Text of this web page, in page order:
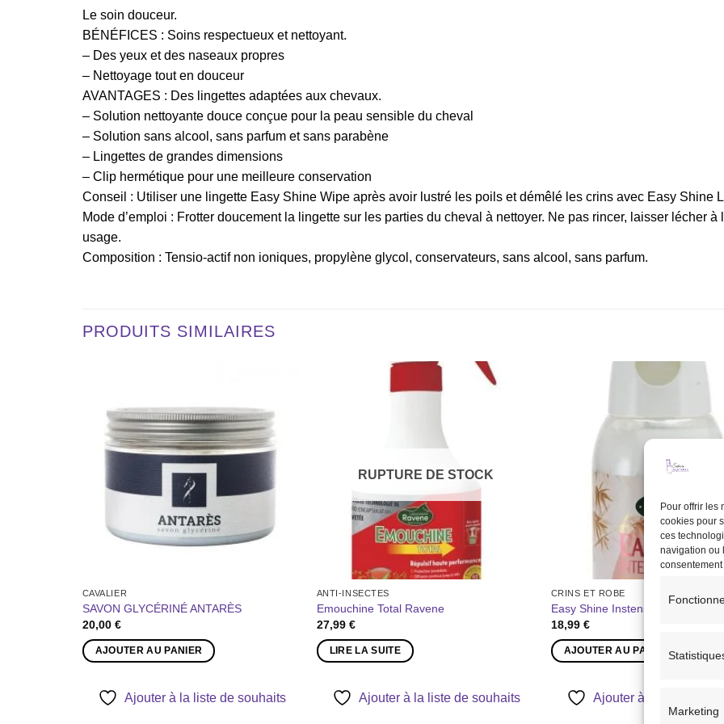
Pour offrir les
cookies pour
ces
navigation ou
Marketing
Le soin douceur.
BÉNÉFICES : Soins respectueux et nettoyant.
– Des yeux et des naseaux propres
– Nettoyage tout en douceur
AVANTAGES : Des lingettes adaptées aux chevaux.
– Solution nettoyante douce conçue pour la peau sensible du cheval
– Solution sans alcool, sans parfum et sans parabène
– Lingettes de grandes dimensions
– Clip hermétique pour une meilleure conservation
Conseil : Utiliser une lingette Easy Shine Wipe après avoir lustré les poils et démêlé les crins avec Easy Shine
Mode d’emploi : Frotter doucement la lingette sur les parties du cheval à nettoyer. Ne pas rincer, laisser lécher
usage.
Composition : Tensio-actif non ioniques, propylène glycol, conservateurs, sans alcool, sans parfum.
PRODUITS SIMILAIRES
à la liste
de
souhaits
CAVALIER
SAVON GLYCÉRINÉ ANTARÈS
20,00 €
AJOUTER AU PANIER
Ajouter à la liste de souhaits
RUPTURE DE STOCK
ANTI-INSECTES
Emouchine Total Ravene
27,99 €
LIRE LA SUITE
Ajouter à la liste de souhaits
CRINS ET ROBE
Easy Shine Instense Ravene
18,99 €
AJOUTER AU PANIER
Ajouter à la liste de